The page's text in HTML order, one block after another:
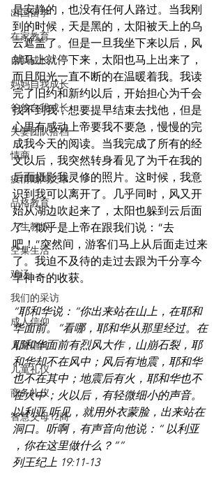
出国留学
在家教育
自我成长
妈妈自我成长
爸爸自我成长
夫妻团队搭档
情商
疫情期间文章
品格教育
人生教练
空巢生活
鸡汤
我们的采访
成人信仰
儿童信仰
儿童礼仪
商务礼仪
智慧父母12商
是安静的，也没有任何人路过。当我刚
到的时候，天是黑的，太阳被天上的乌
云遮盖了。但是一旦我坐下来以后，风
就马上就停下来，太阳也马上出来了，
而且阳光一直不断的在温暖着我。我读
完了旧约和新约以后，开始担心为千会
找不到我，想要提早结束去找他，但是
心里有感动上帝要我不要急，慢慢的完
成我今天的阅读。当我完成了所有的经
文以后，我突然转身看见了为千在我的
后面摄影我灵修的照片。这时候，我意
识到我可以离开了。几乎同时，风又开
始从湖边吹起来了，太阳也躲到云后面
了，似乎是上帝在跟我们说：“去
吧！”突然间，游客们马上从后面走过来
了。我迫不及待的走过去跟为千分享今
早神奇的收获。
“耶和华说：“你出来站在山上，在耶和
华面前。”看哪，耶和华从那里经过。在
耶和华面前有烈风大作，山崩石裂，耶
和华却不在风中；风后有地震，耶和华
也不在其中；地震后有火，耶和华也不
在火中；火以后，有轻微细小的声音。
以利亚 听见，就用外衣蒙脸，出来站在
洞口。听啊，有声音向他说：“ 以利亚
，你在这里做什么？””
列王纪上 19:11-13